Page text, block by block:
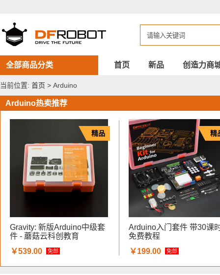
全部商品分类 首页 新品 创造力商
当前位置: 首页 > Arduino
Arduino热卖推荐
精品
Gravity: 新版Arduino中级套
件 - 蘑菇云科创教育
￥539.00
免邮
精
Arduino入门套件 带30课
免费教程
￥199.00
免邮